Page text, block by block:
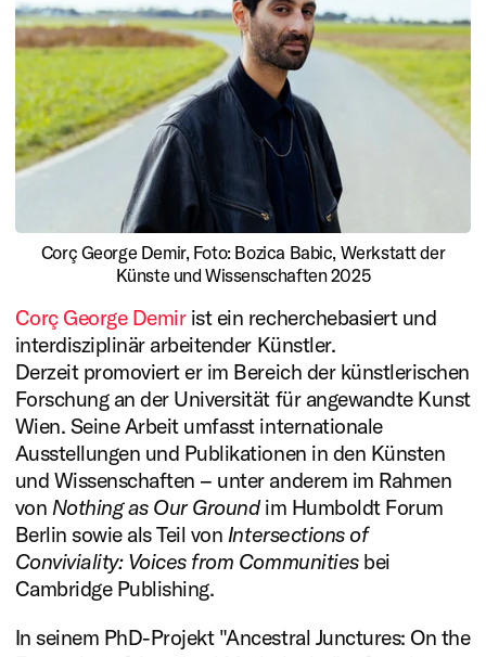
Corç George Demir, Foto: Bozica Babic, Werkstatt der
Künste und Wissenschaften 2025
Corç George Demirist ein recherchebasiert und
interdisziplinär arbeitender Künstler.
Derzeit promoviert er im Bereich der künstlerischen
Forschung an der Universität für angewandte Kunst
Wien. Seine Arbeit umfasst internationale
Ausstellungen und Publikationen in den Künsten
und Wissenschaften – unter anderem im Rahmen
von Nothing as Our Groundim Humboldt Forum
Berlin sowie als Teil von Intersections of
Conviviality: Voices from Communitiesbei
Cambridge Publishing.
In seinem PhD-Projekt "Ancestral Junctures: On the
Wir fördern die Realisierung
herausragender Produktionen
und Publikationen sowie
international wegweisende
Kooperationen.
Produktionshäuser, die sich
als impulsgebende Zentren
für ästhetische und
gegenwartskritische
Fragestellungen
positionieren, unterstützen
wir ebenso wie die Arbeit
wegweisender Festivals.
Mehr lesen
Förderung
Stiftungsinitiativen